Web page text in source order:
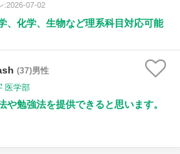
:2026-07-02
、化学、生物など理系科目対応可能
(37)男性
医学部
や勉強法を提供できると思います。